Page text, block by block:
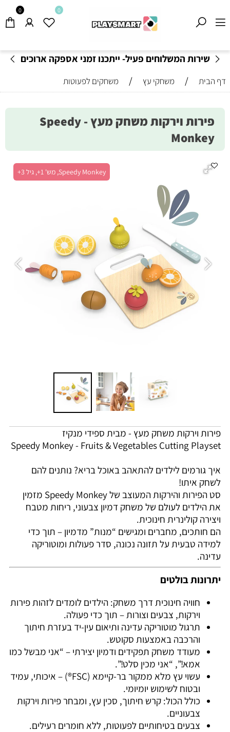
שירות המשלוחים פעיל- ייתכנו זמני אספקה ארוכים
0 0
דף הבית / משחקי עץ / משחקים לפעוטות
פירות וירקות משחק מעץ - Speedy
Monkey
Speedy Monkey, מש' 1+, גיל 3+
פירות וירקות משחק מעץ - מבית ספידי מנקיז
Speedy Monkey - Fruits & Vegetables Cutting Playset
איך גורמים לילדים להתאהב באוכל בריא? נותנים להם
לשחק איתו!
סט הפירות והירקות המעוצב של Speedy Monkey מזמין
את הילדים לעולם של משחק דמיון צבעוני, ריחות מטבח
ויצירה קולינרית חינוכית.
הם חותכים, מחברים ומגישים “מנות” מדמיון – תוך כדי
למידה טבעית על תזונה נכונה, סדר פעולות ומוטוריקה
עדינה.
יתרונות בולטים
חוויה חינוכית דרך משחק: הילדים לומדים לזהות פירות
וירקות, צבעים וצורות – תוך כדי פעולה.
תרגול מוטוריקה עדינה ותיאום עין-יד בעזרת חיתוך
והרכבה באמצעות סקוטש.
מעודד משחק תפקידים ודמיון יצירתי – “אני מבשל כמו
אמא!”, “אני מכין סלט!”.
עשוי עץ מלא ממקור בר-קיימא (FSC®) – איכותי, עמיד
ובטוח לשימוש יומיומי.
כולל הכול: קרש חיתוך, סכין עץ, ומבחר פירות וירקות
צבעוניים.
צבעים בטיחותיים לפעוטות, ללא חומרים רעילים.